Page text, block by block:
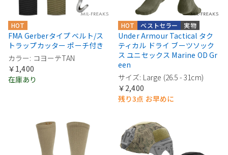
HOT
FMA Gerberタイプ ベルト/ス
トラップカッター ポーチ付き
カラー: コヨーテTAN
￥1,400
在庫あり
実物
ベストセラー
HOT
Under Armour Tactical タク
ティカル ドライ ブーツソック
ス ユニセックス Marine OD Gr
een
サイズ: Large (26.5 - 31cm)
￥2,400
残り3点 お早めに